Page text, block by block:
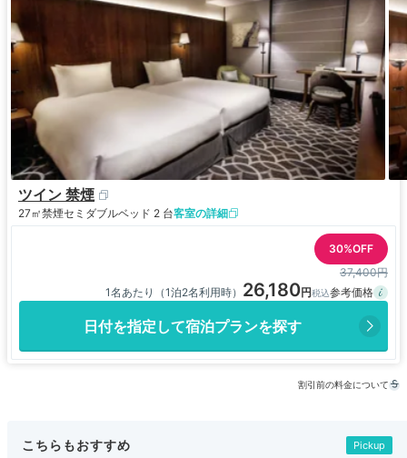
ツイン 禁煙
27㎡禁煙セミダブルベッド 2 台客室の詳細
30%OFF
37,400円
1名あたり（1泊2名利用時） 26,180
日付を指定して宿泊プランを探す
割引前の料金について
こちらもおすすめ Pickup